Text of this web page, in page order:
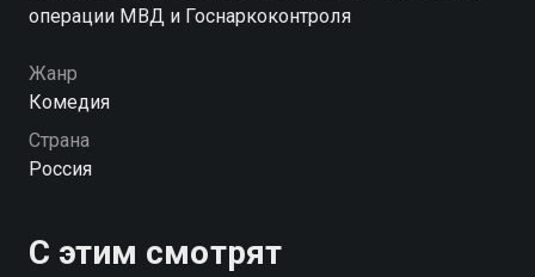
операции МВД и Госнаркоконтроля
Жанр
Комедия
Страна
Россия
С этим смотрят